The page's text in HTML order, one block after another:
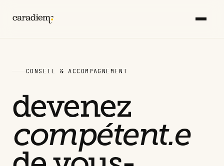
CONSEIL & ACCOMPAGNEMENT
devenez
compétent.e